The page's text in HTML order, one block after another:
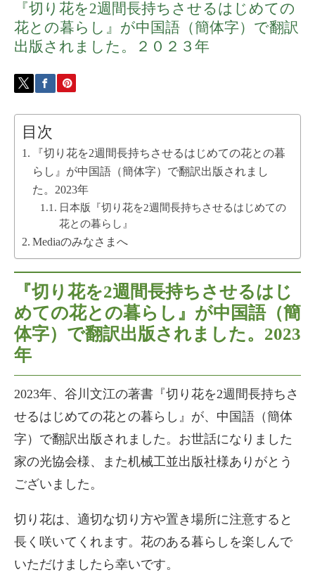
『切り花を2週間長持ちさせるはじめての
花との暮らし』が中国語（簡体字）で翻訳
出版されました。２０２３年
目次
『切り花を2週間長持ちさせるはじめての花との暮
らし』が中国語（簡体字）で翻訳出版されまし
た。2023年
日本版『切り花を2週間長持ちさせるはじめての
花との暮らし』
Mediaのみなさまへ
『切り花を2週間長持ちさせるはじ
めての花との暮らし』が中国語（簡
体字）で翻訳出版されました。2023
年
2023年、谷川文江の著書『切り花を2週間長持ちさ
せるはじめての花との暮らし』が、中国語（簡体
字）で翻訳出版されました。お世話になりました
家の光協会様、また机械工並出版社様ありがとう
ございました。
切り花は、適切な切り方や置き場所に注意すると
長く咲いてくれます。花のある暮らしを楽しんで
いただけましたら幸いです。